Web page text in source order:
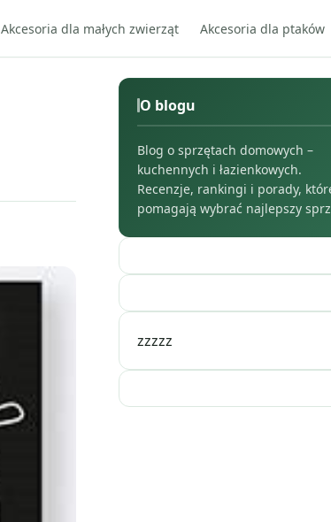
Akcesoria dla małych zwierząt Akcesoria dla ptaków
O blogu
Blog o sprzętach domowych –
kuchennych i łazienkowych.
Recenzje, rankingi i porady,
pomagają wybrać najlepszy
zzzzz